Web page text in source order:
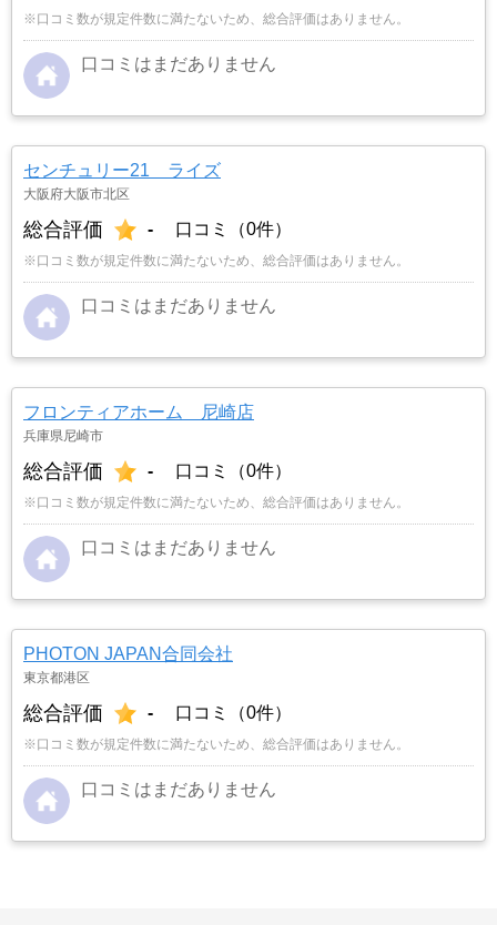
※口コミ数が規定件数に満たないため、総合評価はありません。
口コミはまだありません
センチュリー21 ライズ
大阪府大阪市北区
総合評価 - 口コミ（0件）
※口コミ数が規定件数に満たないため、総合評価はありません。
口コミはまだありません
フロンティアホーム 尼崎店
兵庫県尼崎市
総合評価 - 口コミ（0件）
※口コミ数が規定件数に満たないため、総合評価はありません。
口コミはまだありません
PHOTON JAPAN合同会社
東京都港区
総合評価 - 口コミ（0件）
※口コミ数が規定件数に満たないため、総合評価はありません。
口コミはまだありません